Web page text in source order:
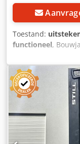
Toestand:
functioneel,
hefhoogte:1.600
brandstoftype:
2.160 mm
,
batterijcapaciteit:
bandenconditie:
Uitrusting:
CE-
verlichting,